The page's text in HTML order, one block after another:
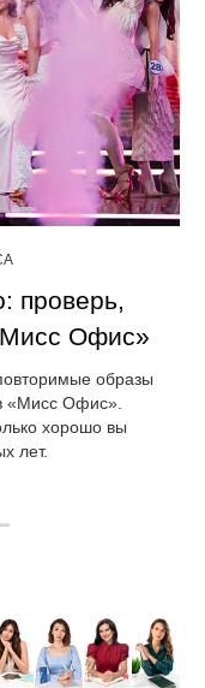
проверь,
Офис»
образы
«Мисс Офис».
хорошо вы
лет.